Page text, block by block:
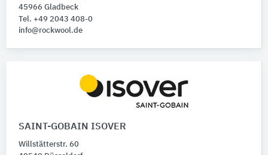
45966 Gladbeck
Tel. +49 2043 408-0
info@rockwool.de
SAINT-GOBAIN ISOVER
Willstätterstr. 60